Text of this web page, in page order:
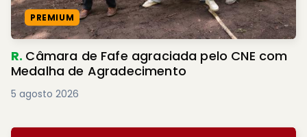
PREMIUM
R. Câmara de Fafe agraciada pelo CNE com
Medalha de Agradecimento
5 agosto 2026